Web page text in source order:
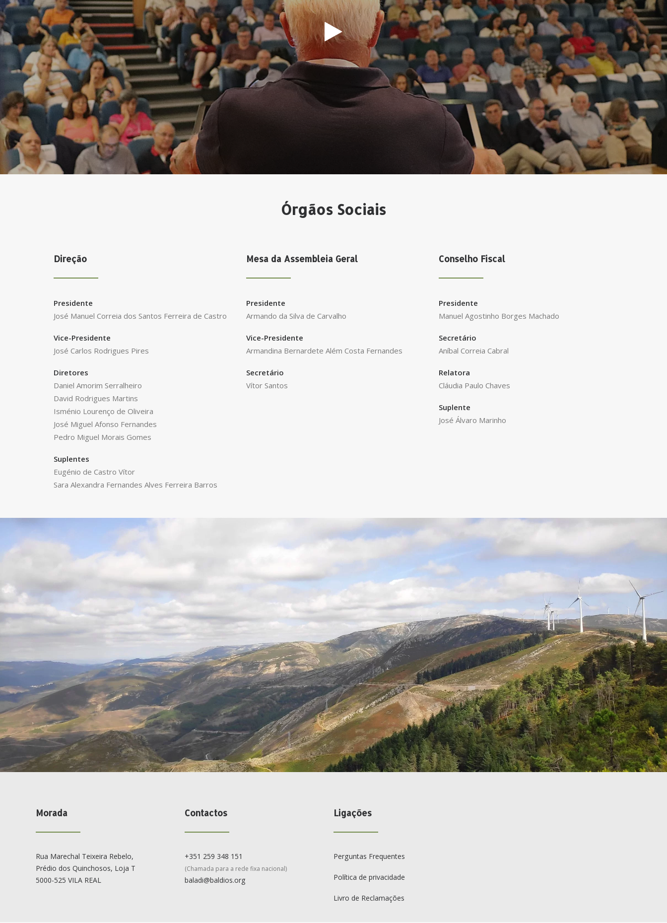
Órgãos Sociais
Direção
Presidente
José Manuel Correia dos Santos Ferreira de Castro
Vice-Presidente
José Carlos Rodrigues Pires
Diretores
Daniel Amorim Serralheiro
David Rodrigues Martins
Isménio Lourenço de Oliveira
José Miguel Afonso Fernandes
Pedro Miguel Morais Gomes
Suplentes
Eugénio de Castro Vítor
Sara Alexandra Fernandes Alves Ferreira Barros
Mesa da Assembleia Geral
Presidente
Armando da Silva de Carvalho
Vice-Presidente
Armandina Bernardete Além Costa Fernandes
Secretário
Vítor Santos
Conselho Fiscal
Presidente
Manuel Agostinho Borges Machado
Secretário
Aníbal Correia Cabral
Relatora
Cláudia Paulo Chaves
Suplente
José Álvaro Marinho
Morada
Rua Marechal Teixeira Rebelo,
Prédio dos Quinchosos, Loja T
5000-525 VILA REAL
Contactos
+351 259 348 151
(Chamada para a rede fixa nacional)
baladi@baldios.org
Ligações
Perguntas Frequentes
Política de privacidade
Livro de Reclamações